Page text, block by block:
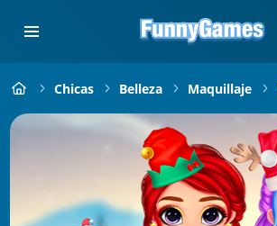
Chicas Belleza Maquillaje